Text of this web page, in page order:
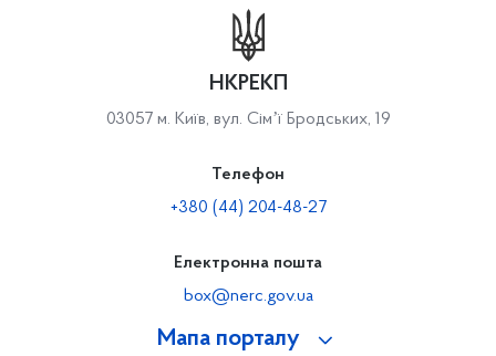
Мапа порталу
НКРЕКП
03057 м. Київ, вул. Сімʼї Бродських, 19
Телефон
+380 (44) 204-48-27
Електронна пошта
box@nerc.gov.ua